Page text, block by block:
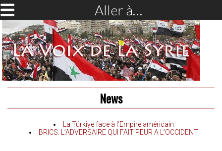
Aller à…
News
La Türkiye face à l’Empire américain
BRICS: L’ADVERSAIRE QUI FAIT PEUR A L’OCCIDENT